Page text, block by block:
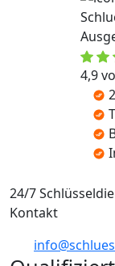
4,9
24/7
Kontakt